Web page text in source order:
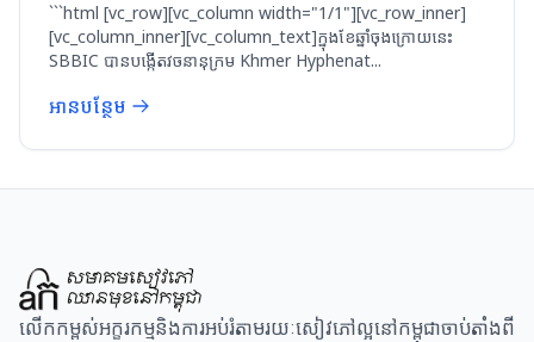
```html [vc_row][vc_column width="1/1"][vc_row_inner]
[vc_column_inner][vc_column_text]ក្នុងខែឆ្នាំចុងក្រោយនេះ
SBBIC បានបង្កើតវចនានុក្រម Khmer Hyphenat...
អានបន្ថែម
លើកកម្ពស់អក្ខរកម្មនិងការអប់រំតាមរយៈសៀវភៅល្អនៅកម្ពុជាចាប់តាំងពី